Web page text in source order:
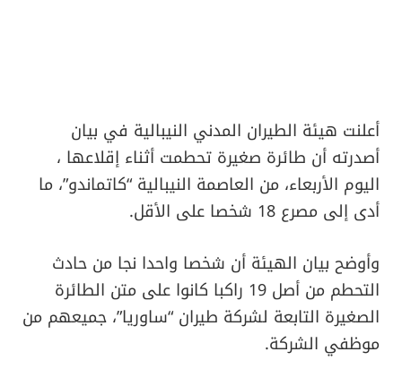
أعلنت هيئة الطيران المدني النيبالية في بيان
أصدرته أن طائرة صغيرة تحطمت أثناء إقلاعها ،
اليوم الأربعاء، من العاصمة النيبالية “كاتماندو”، ما
أدى إلى مصرع 18 شخصا على الأقل.
وأوضح بيان الهيئة أن شخصا واحدا نجا من حادث
التحطم من أصل 19 راكبا كانوا على متن الطائرة
الصغيرة التابعة لشركة طيران “ساوريا”، جميعهم من
موظفي الشركة.